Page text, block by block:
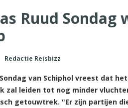
Ruud
Redactie Reisbizz
van Schiphol vreest dat
zal leiden tot nog minder
getouwtrek. "Er zijn partijen